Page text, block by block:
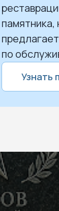
по
Узнать